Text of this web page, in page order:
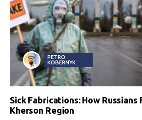
PETRO
KOBERNYK
Sick Fabrications: How Russians
Kherson Region